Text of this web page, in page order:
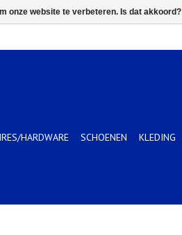
HARDWARE SCHOENEN KLEDING
onze website te verbeteren. Is dat akkoord?